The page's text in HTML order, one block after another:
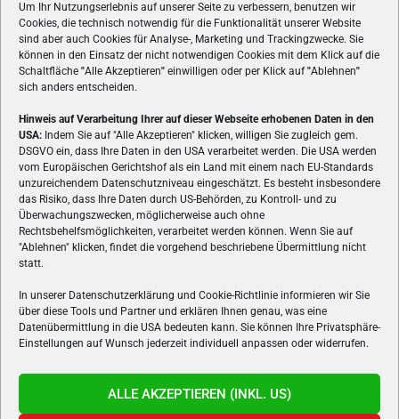
Um Ihr Nutzungserlebnis auf unserer Seite zu verbessern, benutzen wir
Cookies, die technisch notwendig für die Funktionalität unserer Website
sind aber auch Cookies für Analyse-, Marketing und Trackingzwecke. Sie
können in den Einsatz der nicht notwendigen Cookies mit dem Klick auf die
Schaltfläche "Alle Akzeptieren" einwilligen oder per Klick auf"Ablehnen"
sich anders entscheiden.
Hinweis auf Verarbeitung Ihrer auf dieser Webseite erhobenen Daten in den
USA: Indem Sie auf "Alle Akzeptieren" klicken, willigen Sie zugleich gem.
DSGVO ein, dass Ihre Daten in den USA verarbeitet werden. Die USA werden
vom Europäischen Gerichtshof als ein Land mit einem nach EU-Standards
unzureichendem Datenschutzniveau eingeschätzt. Es besteht insbesondere
das Risiko, dass Ihre Daten durch US-Behörden, zu Kontroll- und zu
Überwachungszwecken, möglicherweise auch ohne
Rechtsbehelfsmöglichkeiten, verarbeitet werden können. Wenn Sie auf
"Ablehnen" klicken, findet die vorgehend beschriebene Übermittlung nicht
statt.
In unserer Datenschutzerklärung und Cookie-Richtlinie informieren wir Sie
über diese Tools und Partner und erklären Ihnen genau, was eine
Datenübermittlung in die USA bedeuten kann. Sie können Ihre Privatsphäre-
Einstellungen auf Wunsch jederzeit individuell anpassen oder widerrufen.
ALLE AKZEPTIEREN (INKL. US)
ÜBER UNS
VON GAMERN, FÜR GAMER! Gamers.at ist das älteste Online-
Spielemagazin Österreichs und bringt täglich aktuelle News,
Reviews und Videos zu PC- und Konsolenspielen, Gaming-
Hardware und aus der Welt des e-Sport's.
FOLGE UNS